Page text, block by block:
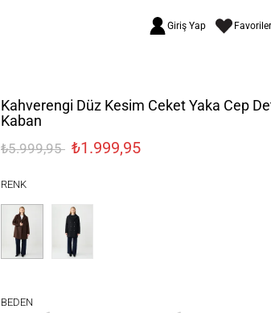
Giriş Yap
Kahverengi Düz Kesim Ceket Yaka Cep
Kaban
₺5.999,95 ₺1.999,95
RENK
BEDEN